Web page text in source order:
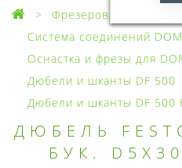
Фрезерование
Система соединений
Оснастка и фрезы для
Дюбели и шканты DF 500
Дюбели и шканты DF 500
ДЮБЕЛЬ
БУК.